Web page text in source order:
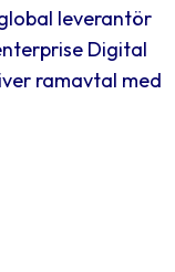
leverantör
Digital
ramavtal med